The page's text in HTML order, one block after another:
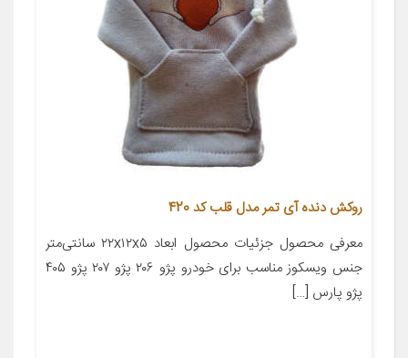
روکش دنده آی تمر مدل قلب کد 420
معرفی محصول جزئیات محصول ابعاد ۲۲x۱۲x۵ سانتی‌متر
جنس ویسکوز مناسب برای خودرو پژو ۲۰۶ پژو ۲۰۷ پژو ۴۰۵
پژو پارس […]